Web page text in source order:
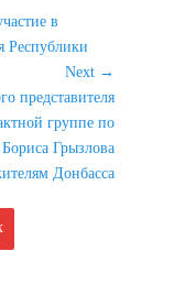
в
Республики
Next →
представителя
группе по
Грызлова
Донбасса